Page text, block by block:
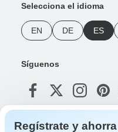
Selecciona el idioma
EN DE ES
Síguenos
Formas de pago
Regístrate y ahorra